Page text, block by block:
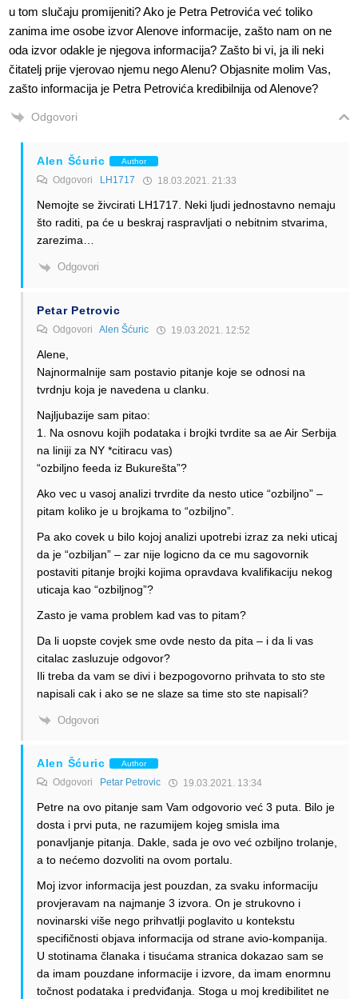
u tom slučaju promijeniti? Ako je Petra Petrovića već toliko
zanima ime osobe izvor Alenove informacije, zašto nam on ne
oda izvor odakle je njegova informacija? Zašto bi vi, ja ili neki
čitatelj prije vjerovao njemu nego Alenu? Objasnite molim Vas,
zašto informacija je Petra Petrovića kredibilnija od Alenove?
Odgovori
Alen Šćuric Author
Odgovori LH1717 18.03.2021. 21:33
Nemojte se živcirati LH1717. Neki ljudi jednostavno nemaju
što raditi, pa će u beskraj raspravljati o nebitnim stvarima,
zarezima…
Odgovori
Petar Petrovic
Odgovori Alen Šćuric 19.03.2021. 12:52
Alene,
Najnormalnije sam postavio pitanje koje se odnosi na
tvrdnju koja je navedena u clanku.
Najljubazije sam pitao:
1. Na osnovu kojih podataka i brojki tvrdite sa ae Air Serbija
na liniji za NY *citiracu vas)
“ozbiljno feeda iz Bukurešta”?
Ako vec u vasoj analizi trvrdite da nesto utice “ozbiljno” –
pitam koliko je u brojkama to “ozbiljno”.
Pa ako covek u bilo kojoj analizi upotrebi izraz za neki uticaj
da je “ozbiljan” – zar nije logicno da ce mu sagovornik
postaviti pitanje brojki kojima opravdava kvalifikaciju nekog
uticaja kao “ozbiljnog”?
Zasto je vama problem kad vas to pitam?
Da li uopste covjek sme ovde nesto da pita – i da li vas
citalac zasluzuje odgovor?
Ili treba da vam se divi i bezpogovorno prihvata to sto ste
napisali cak i ako se ne slaze sa time sto ste napisali?
Odgovori
Alen Šćuric Author
Odgovori Petar Petrovic 19.03.2021. 13:34
Petre na ovo pitanje sam Vam odgovorio već 3 puta. Bilo je
dosta i prvi puta, ne razumijem kojeg smisla ima
ponavljanje pitanja. Dakle, sada je ovo već ozbiljno trolanje,
a to nećemo dozvoliti na ovom portalu.
Moj izvor informacija jest pouzdan, za svaku informaciju
provjeravam na najmanje 3 izvora. On je strukovno i
novinarski više nego prihvatlji poglavito u kontekstu
specifičnosti objava informacija od strane avio-kompanija.
U stotinama članaka i tisućama stranica dokazao sam se
da imam pouzdane informacije i izvore, da imam enormnu
točnost podataka i predviđanja. Stoga u moj kredibilitet ne